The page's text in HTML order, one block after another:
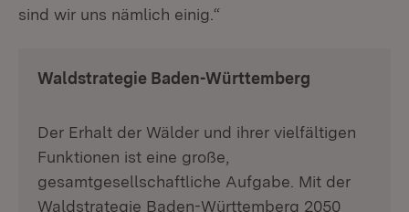
sind wir uns nämlich einig.“
Waldstrategie Baden-Württemberg
Der Erhalt der Wälder und ihrer vielfältigen
Funktionen ist eine große,
gesamtgesellschaftliche Aufgabe. Mit der
Waldstrategie Baden-Württemberg 2050